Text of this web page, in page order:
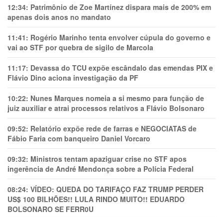
12:34: Patrimônio de Zoe Martínez dispara mais de 200% em
apenas dois anos no mandato
11:41: Rogério Marinho tenta envolver cúpula do governo e
vai ao STF por quebra de sigilo de Marcola
11:17: Devassa do TCU expõe escândalo das emendas PIX e
Flávio Dino aciona investigação da PF
10:22: Nunes Marques nomeia a si mesmo para função de
juiz auxiliar e atrai processos relativos a Flávio Bolsonaro
09:52: Relatório expõe rede de farras e NEGOCIATAS de
Fábio Faria com banqueiro Daniel Vorcaro
09:32: Ministros tentam apaziguar crise no STF apos
ingerência de André Mendonça sobre a Polícia Federal
08:24: VÍDEO: QUEDA DO TARIFAÇO FAZ TRUMP PERDER
US$ 100 BILHÕES!! LULA RINDO MUITO!! EDUARDO
BOLSONARO SE FERR0U